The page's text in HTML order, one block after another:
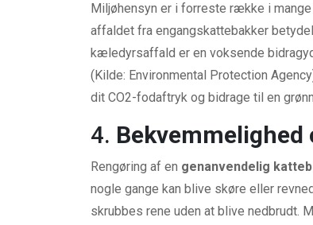
Miljøhensyn er i forreste række i
affaldet fra engangskattebakker
kæledyrsaffald er en voksende
(Kilde: Environmental Protection
dit CO2-fodaftryk og bidrage til en
4. Bekvemmelighed
Rengøring af en genanvendelig
nogle gange kan blive skøre eller
skrubbes rene uden at blive nedbrudt.